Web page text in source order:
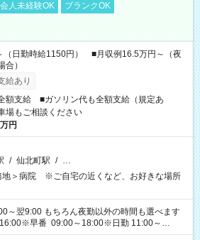
人未経験OK
ブランクOK
（日勤時給1150円） ■月収例16.5万円～（夜
合）
給あり
額支給 ■ガソリン代も全額支給（規定あ
場もご相談ください
円
/ 仙北町駅 / …
地＞病院 ※ご自宅の近くなど、お好きな場所
～翌9:00 もちろん夜勤以外の時間も選べます
16:00※早番 09:00～18:00※日勤 11:00～
は、固定・選べる施設もあるので、ご希望が